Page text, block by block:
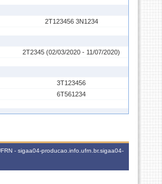
2T123456 3N1234
2T2345 (02/03/2020 - 11/07/2020)
3T123456
6T561234
- sigaa04-producao.info.ufrn.br.sigaa04-